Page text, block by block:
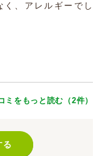
、アレルギーでし
ミをもっと読む（2件）
る